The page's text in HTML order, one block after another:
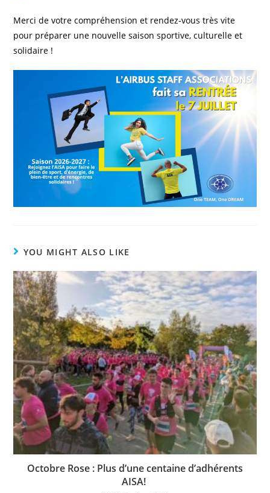
Merci de votre compréhension et rendez-vous très vite
pour préparer une nouvelle saison sportive, culturelle et
solidaire !
YOU MIGHT ALSO LIKE
Octobre Rose : Plus d’une centaine d’adhérents
AISA!